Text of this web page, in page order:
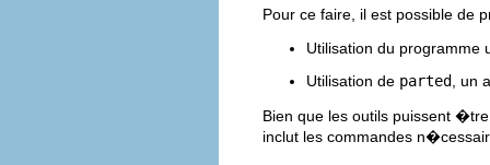
Pour ce faire, il est possible
Utilisation du programme
Utilisation de parted , un
Bien que les outils puissent
inclut les commandes